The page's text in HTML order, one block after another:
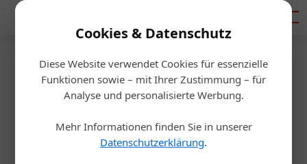
Cookies & Datenschutz
Diese Website verwendet Cookies für essenzielle
Funktionen sowie – mit Ihrer Zustimmung – für
Analyse und personalisierte Werbung.
Mehr Informationen finden Sie in unserer
Datenschutzerklärung.
Startseite/Allgemein
Der Fachkräftemangel beginnt
im Betrieb, nicht im Recruiting